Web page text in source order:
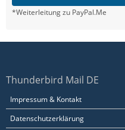
*Weiterleitung zu PayPal.Me
Thunderbird Mail DE
Impressum & Kontakt
Datenschutzerklärung